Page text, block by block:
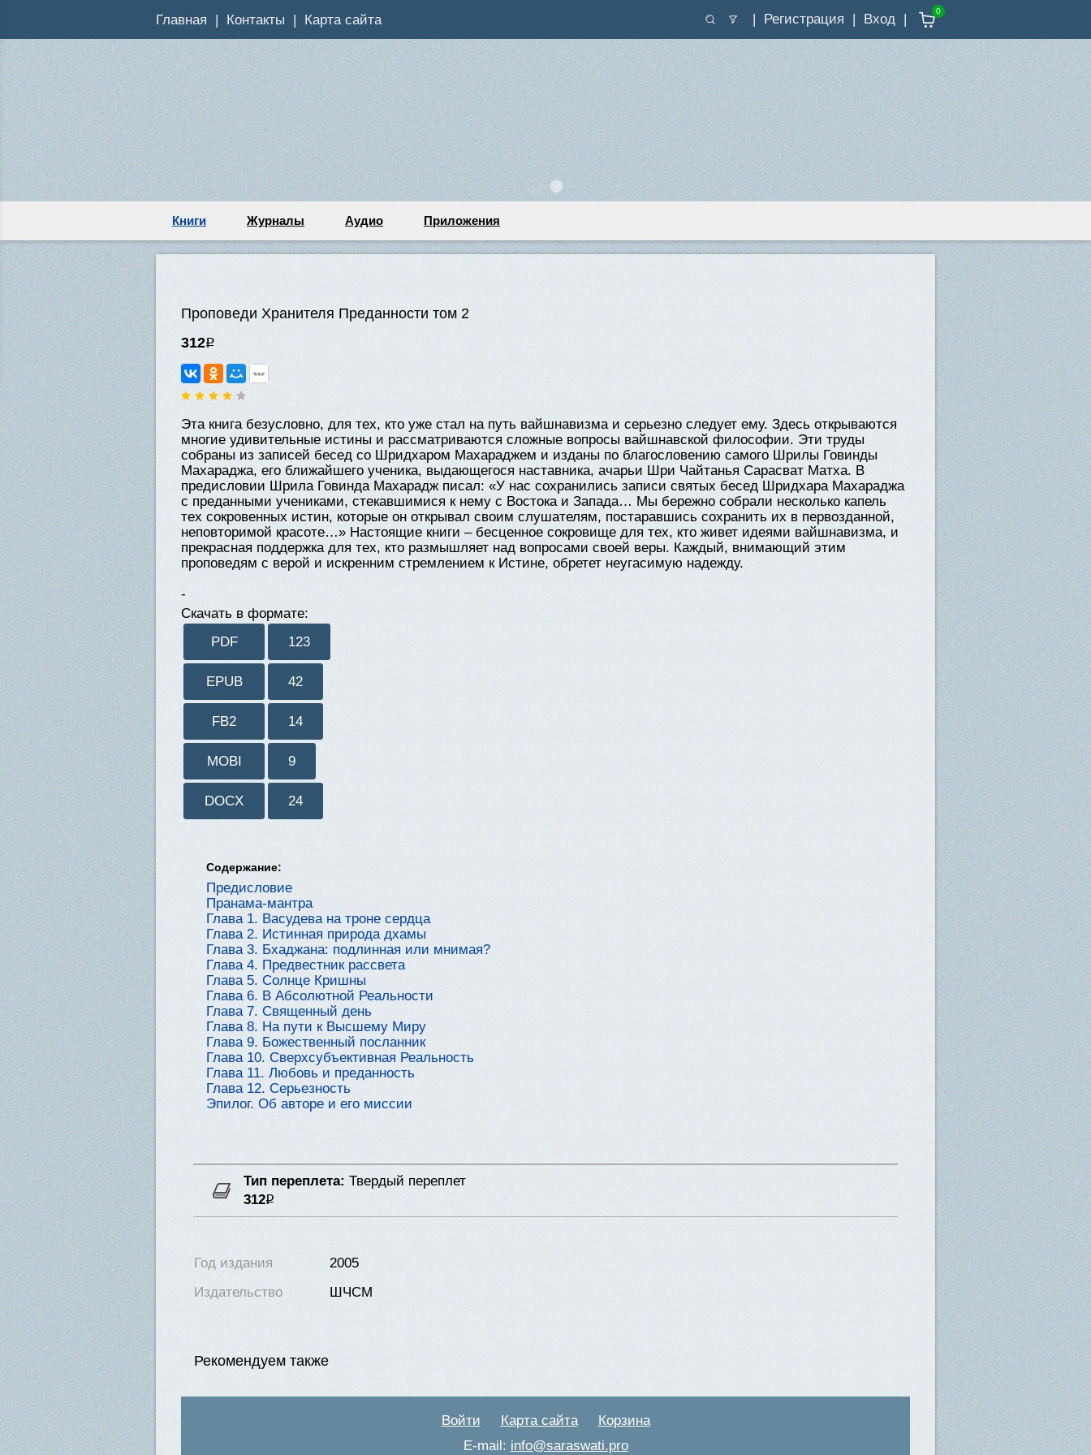
Главная Контакты Карта сайта Регистрация Вход
0
Книги Журналы Аудио Приложения
Проповеди Хранителя Преданности том 2
312Р
Эта книга безусловно, для тех, кто уже стал на путь вайшнавизма и серьезно следует ему. Здесь открываются
многие удивительные истины и рассматриваются сложные вопросы вайшнавской философии. Эти труды
собраны из записей бесед со Шридхаром Махараджем и изданы по благословению самого Шрилы Говинды
Махараджа, его ближайшего ученика, выдающегося наставника, ачарьи Шри Чайтанья Сарасват Матха. В
предисловии Шрила Говинда Махарадж писал: «У нас сохранились записи святых бесед Шридхара Махараджа
с преданными учениками, стекавшимися к нему с Востока и Запада… Мы бережно собрали несколько капель
тех сокровенных истин, которые он открывал своим слушателям, постаравшись сохранить их в первозданной,
неповторимой красоте…» Настоящие книги – бесценное сокровище для тех, кто живет идеями вайшнавизма, и
прекрасная поддержка для тех, кто размышляет над вопросами своей веры. Каждый, внимающий этим
проповедям с верой и искренним стремлением к Истине, обретет неугасимую надежду.
-
Скачать в формате:
PDF
123
EPUB 42
FB2 14
MOBI 9
DOCX 24
Содержание:
Предисловие
Пранама-мантра
Глава 1. Васудева на троне сердца
Глава 2. Истинная природа дхамы
Глава 3. Бхаджана: подлинная или мнимая?
Глава 4. Предвестник рассвета
Глава 5. Солнце Кришны
Глава 6. В Абсолютной Реальности
Глава 7. Священный день
Глава 8. На пути к Высшему Миру
Глава 9. Божественный посланник
Глава 10. Сверхсубъективная Реальность
Глава 11. Любовь и преданность
Глава 12. Серьезность
Эпилог. Об авторе и его миссии
Тип переплета: Твердый переплет
312Р
Год издания
2005
Издательство
ШЧСМ
Рекомендуем также
Войти Карта сайта
Корзина
E-mail: info@saraswati.pro